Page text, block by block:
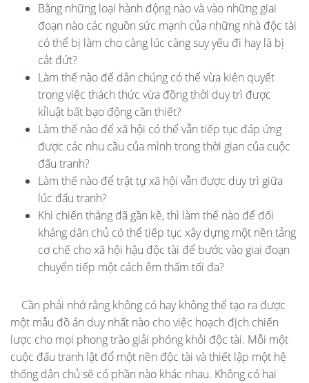
Bằng những loại hành động nào và vào những giai
đoạn nào các nguồn sức mạnh của những nhà độc tài
có thể bị làm cho càng lúc càng suy yếu đi hay là bị
cắt đứt?
Làm thế nào để dân chúng có thể vừa kiên quyết
trong việc thách thức vừa đồng thời duy trì được
kỉluật bất bạo động cần thiết?
Làm thế nào để xã hội có thể vẫn tiếp tục đáp ứng
được các nhu cầu của mình trong thời gian của cuộc
đấu tranh?
Làm thế nào để trật tự xã hội vẫn được duy trì giữa
lúc đấu tranh?
Khi chiến thắng đã gần kề, thì làm thế nào để đối
kháng dân chủ có thể tiếp tục xây dựng một nền tảng
cơ chế cho xã hội hậu độc tài để bước vào giai đoạn
chuyển tiếp một cách êm thấm tối đa?
Cần phải nhớ rằng không có hay không thể tạo ra được
một mẫu đồ án duy nhất nào cho việc hoạch địch chiến
lược cho mọi phong trào giải phóng khỏi độc tài. Mỗi một
cuộc đấu tranh lật đổ một nền độc tài và thiết lập một hệ
thống dân chủ sẽ có phần nào khác nhau. Không có hai